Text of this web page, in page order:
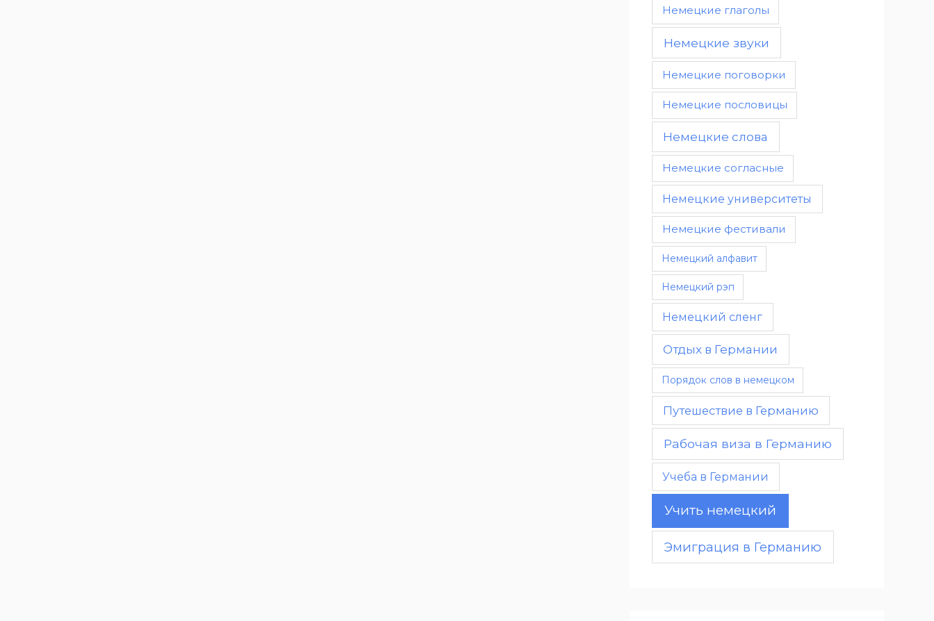
Немецкие глаголы
Немецкие звуки
Немецкие поговорки
Немецкие пословицы
Немецкие слова
Немецкие согласные
Немецкие университеты
Немецкие фестивали
Немецкий алфавит
Немецкий рэп
Немецкий сленг
Отдых в Германии
Порядок слов в немецком
Путешествие в Германию
Рабочая виза в Германию
Учеба в Германии
Учить немецкий
Эмиграция в Германию